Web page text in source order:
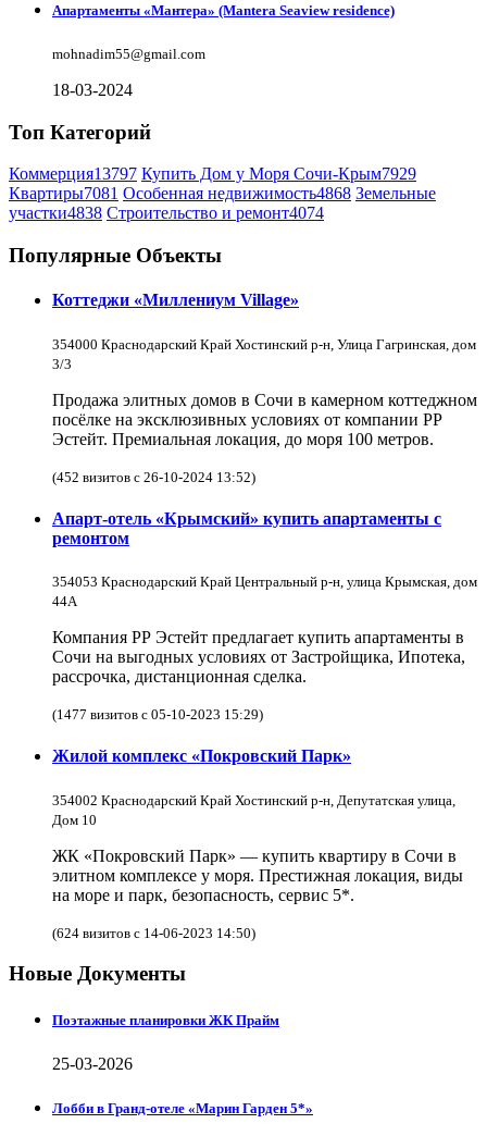
Апартаменты «Мантера» (Mantera Seaview rеsidence)
mohnadim55@gmail.com
18-03-2024
Топ Категорий
Коммерция13797 Купить Дом у Моря Сочи-Крым7929
Квартиры7081 Особенная недвижимость4868 Земельные
участки4838 Строительство и ремонт4074
Популярные Объекты
Коттеджи «Миллениум Village»
354000 Краснодарский Край Хостинский р-н, Улица Гагринская, дом
3/3
Продажа элитных домов в Сочи в камерном коттеджном
посёлке на эксклюзивных условиях от компании РР
Эстейт. Премиальная локация, до моря 100 метров.
(452 визитов с 26-10-2024 13:52)
Апарт-отель «Крымский» купить апартаменты с
ремонтом
354053 Краснодарский Край Центральный р-н, улица Крымская, дом
44А
Компания РР Эстейт предлагает купить апартаменты в
Сочи на выгодных условиях от Застройщика, Ипотека,
рассрочка, дистанционная сделка.
(1477 визитов с 05-10-2023 15:29)
Жилой комплекс «Покровский Парк»
354002 Краснодарский Край Хостинский р-н, Депутатская улица,
Дом 10
ЖК «Покровский Парк» — купить квартиру в Сочи в
элитном комплексе у моря. Престижная локация, виды
на море и парк, безопасность, сервис 5*.
(624 визитов с 14-06-2023 14:50)
Новые Документы
Поэтажные планировки ЖК Прайм
25-03-2026
Лобби в Гранд-отеле «Марин Гарден 5*»